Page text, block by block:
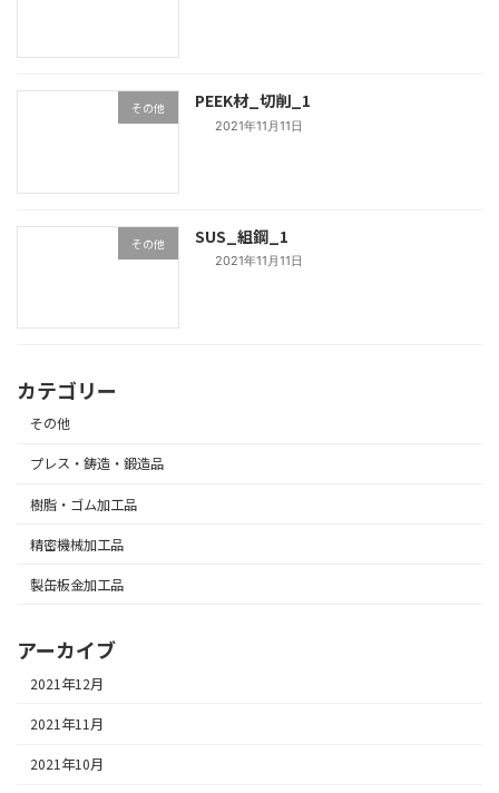
その他 PEEK材_切削_1
2021年11月11日
その他 SUS_組鋼_1
2021年11月11日
カテゴリー
その他
プレス・鋳造・鍛造品
樹脂・ゴム加工品
精密機械加工品
製缶板金加工品
アーカイブ
2021年12月
2021年11月
2021年10月